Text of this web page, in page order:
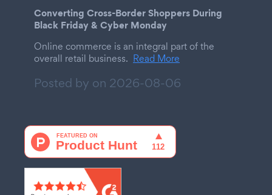
Converting Cross-Border Shoppers During
Black Friday & Cyber Monday
Online commerce is an integral part of the
overall retail business. Read More
Posted by on 2026-08-06